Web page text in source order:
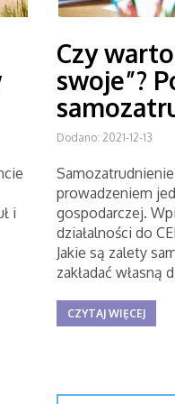
i
Czy
swoje”?
Dodano: 2021-12-13
prowadzeniem
gospodarczej.
działalności do
Jakie są zalety
zakładać własną
CZYTAJ WIĘCEJ